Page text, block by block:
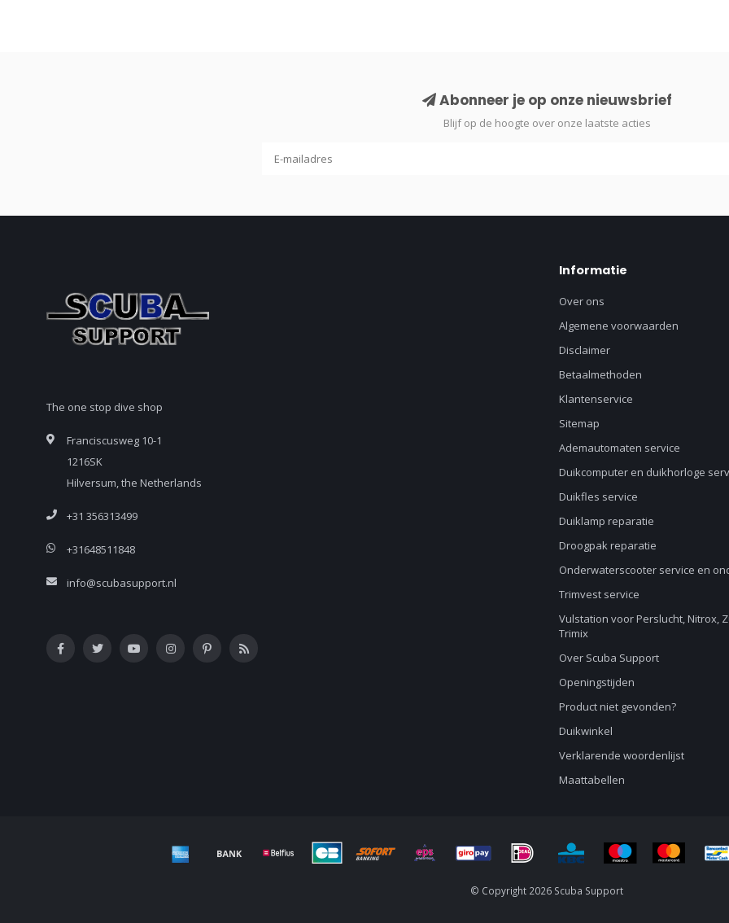
Abonneer je op onze nieuwsbrief
Blijf op de hoogte over onze laatste acties
The one stop dive shop
Franciscusweg 10-1
1216SK
Hilversum, the Netherlands
+31 356313499
+31648511848
info@scubasupport.nl
Informatie
Over ons
Algemene voorwaarden
Disclaimer
Betaalmethoden
Klantenservice
Sitemap
Ademautomaten service
Duikcomputer en duikhorloge
Duikfles service
Duiklamp reparatie
Droogpak reparatie
Onderwaterscooter service en
Trimvest service
Vulstation voor Perslucht, Nitrox,
Trimix
Over Scuba Support
Openingstijden
Product niet gevonden?
Duikwinkel
Verklarende woordenlijst
Maattabellen
© Copyright 2026 Scuba Support